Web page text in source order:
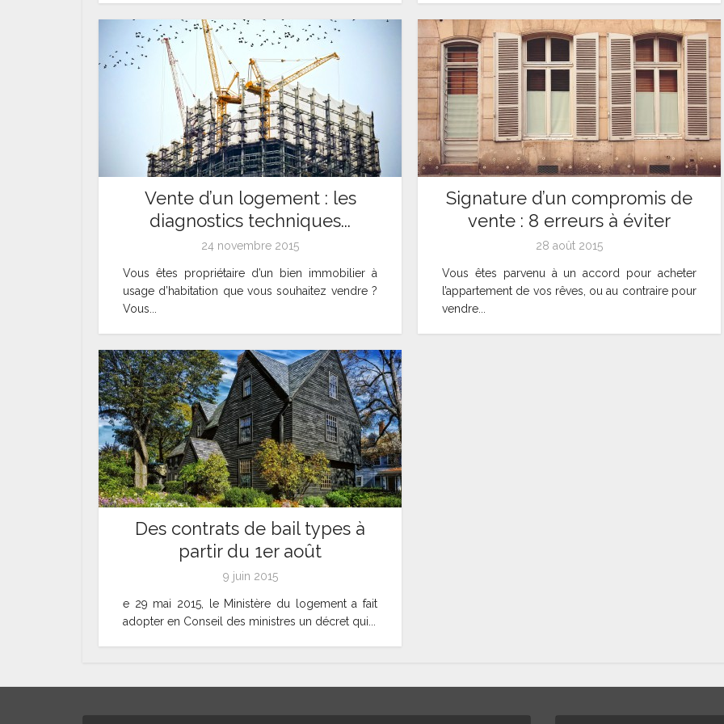
Vente d’un logement : les
diagnostics techniques...
24 novembre 2015
Vous êtes propriétaire d’un bien immobilier à
usage d’habitation que vous souhaitez vendre ?
Vous...
Signature d’un compromis de
vente : 8 erreurs à éviter
28 août 2015
Vous êtes parvenu à un accord pour acheter
l’appartement de vos rêves, ou au contraire pour
vendre...
Des contrats de bail types à
partir du 1er août
9 juin 2015
e 29 mai 2015, le Ministère du logement a fait
adopter en Conseil des ministres un décret qui...